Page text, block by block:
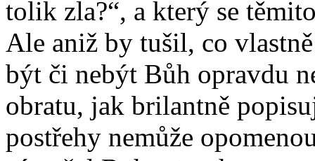
tolik zla?“, a který se
Ale aniž by tušil, co
být či nebýt Bůh opravdu
obratu, jak brilantně
postřehy nemůže